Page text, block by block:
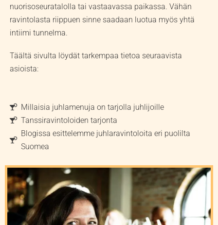
nuorisoseuratalolla tai vastaavassa paikassa. Vähän
ravintolasta riippuen sinne saadaan luotua myös yhtä
intiimi tunnelma.
Täältä sivulta löydät tarkempaa tietoa seuraavista
asioista:
Millaisia juhlamenuja on tarjolla juhlijoille
Tanssiravintoloiden tarjonta
Blogissa esittelemme juhlaravintoloita eri puolilta
Suomea